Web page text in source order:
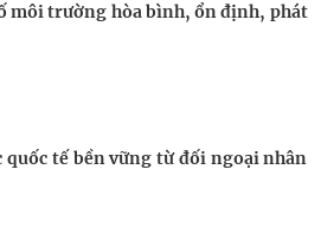
môi trường hòa bình, ổn định, phát
tế bền vững từ đối ngoại nhân